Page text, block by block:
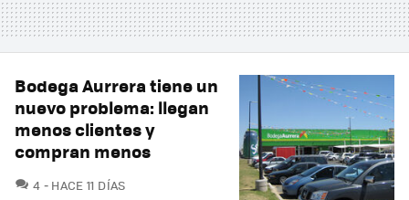
Bodega Aurrera tiene un
nuevo problema: llegan
menos clientes y
compran menos
4 COMENTARIOS
HACE 11 DÍAS